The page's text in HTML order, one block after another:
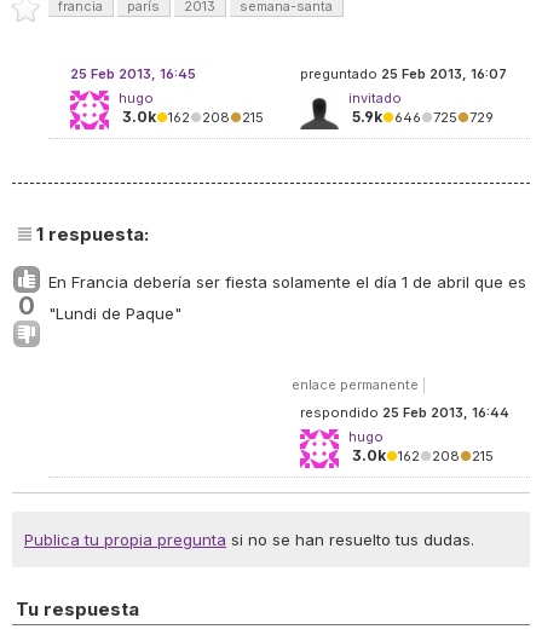
francia parís 2013 semana-santa
preguntado 25 Feb 2013, 16:07
invitado
5.9k●646●725●729
25 Feb 2013, 16:45
hugo
3.0k●162●208●215
1 respuesta:
0
En Francia debería ser fiesta solamente el día 1 de abril que es
"Lundi de Paque"
enlace permanente
respondido 25 Feb 2013, 16:44
hugo
3.0k●162●208●215
Publica tu propia pregunta si no se han resuelto tus dudas.
Tu respuesta